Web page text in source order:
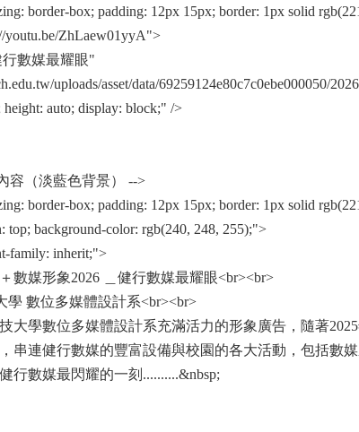
box; padding: 12px 15px; border: 1px solid
ZhLaew01yyA">
媒最耀眼"
uploads/asset/data/69259124e80c7c0ebe000050/
auto; display: block;" />
（淡藍色背景） -->
box; padding: 12px 15px; border: 1px solid
top; background-color: rgb(240, 248, 255);">
inherit;">
象2026 ＿健行數媒最耀眼<br><br>
多媒體設計系<br><br>
多媒體設計系充滿活力的形象廣告，隨著2025年
串連健行數媒的豐富設備與校園的各大活動，包括數
行數媒最閃耀的一刻..........&nbsp;